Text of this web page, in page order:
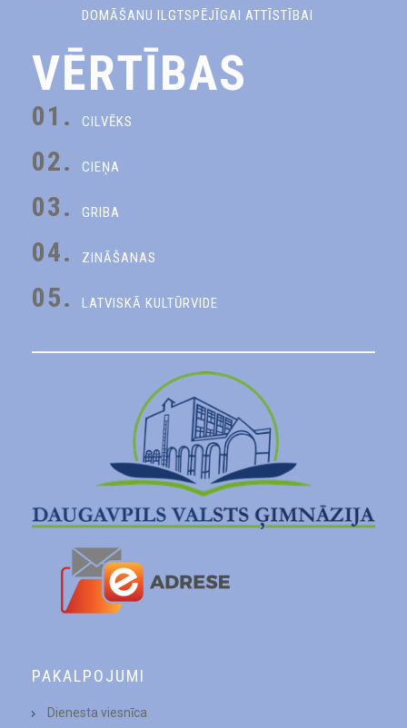
DOMĀŠANU ILGTSPĒJĪGAI ATTĪSTĪBAI
VĒRTĪBAS
01. CILVĒKS
02. CIEŅA
03. GRIBA
04. ZINĀŠANAS
05. LATVISKĀ KULTŪRVIDE
PAKALPOJUMI
Dienesta viesnīca